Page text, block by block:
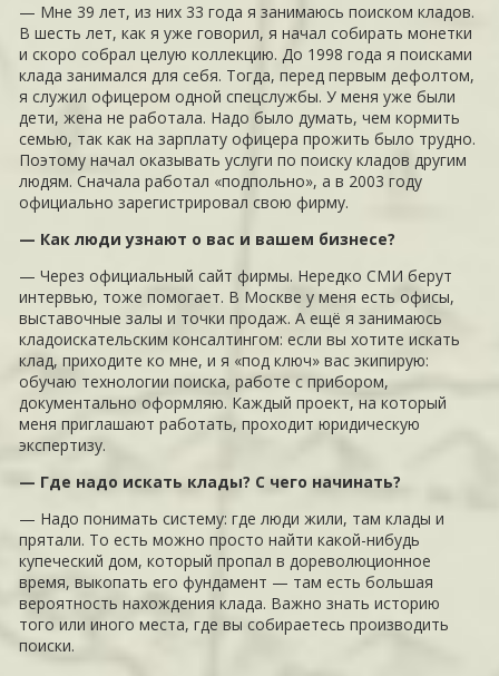
— Мне 39 лет, из них 33 года я занимаюсь поиском кладов.
В шесть лет, как я уже говорил, я начал собирать монетки
и скоро собрал целую коллекцию. До 1998 года я поисками
клада занимался для себя. Тогда, перед первым дефолтом,
я служил офицером одной спецслужбы. У меня уже были
дети, жена не работала. Надо было думать, чем кормить
семью, так как на зарплату офицера прожить было трудно.
Поэтому начал оказывать услуги по поиску кладов другим
людям. Сначала работал «подпольно», а в 2003 году
официально зарегистрировал свою фирму.
— Как люди узнают о вас и вашем бизнесе?
— Через официальный сайт фирмы. Нередко СМИ берут
интервью, тоже помогает. В Москве у меня есть офисы,
выставочные залы и точки продаж. А ещё я занимаюсь
кладоискательским консалтингом: если вы хотите искать
клад, приходите ко мне, и я «под ключ» вас экипирую:
обучаю технологии поиска, работе с прибором,
документально оформляю. Каждый проект, на который
меня приглашают работать, проходит юридическую
экспертизу.
— Где надо искать клады? С чего начинать?
— Надо понимать систему: где люди жили, там клады и
прятали. То есть можно просто найти какой-нибудь
купеческий дом, который пропал в дореволюционное
время, выкопать его фундамент — там есть большая
вероятность нахождения клада. Важно знать историю
того или иного места, где вы собираетесь производить
поиски.